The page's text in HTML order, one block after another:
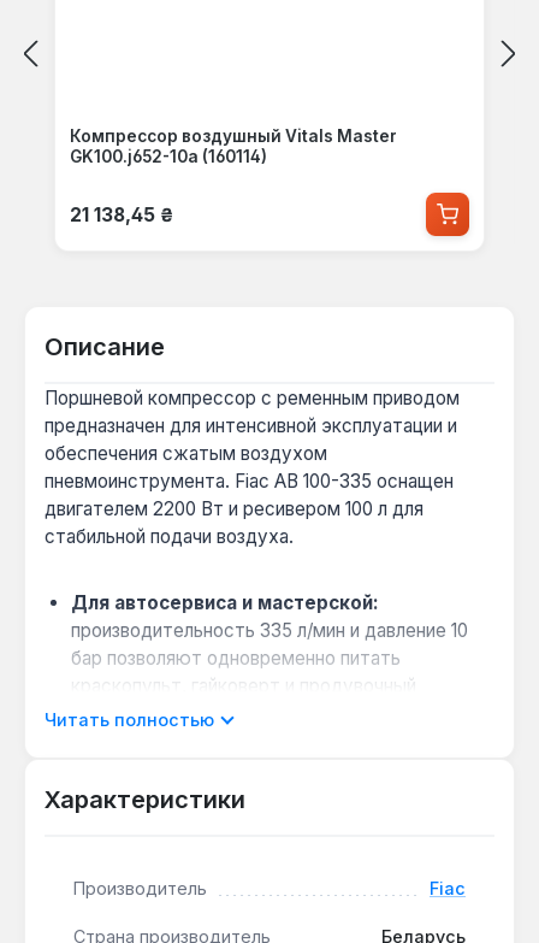
Компрессор воздушный Vitals Master
GK100.j652-10a (160114)
Обычная цена:
21 138,45 ₴
Описание
Поршневой компрессор с ременным приводом
предназначен для интенсивной эксплуатации и
обеспечения сжатым воздухом
пневмоинструмента. Fiac AB 100-335 оснащен
двигателем 2200 Вт и ресивером 100 л для
стабильной подачи воздуха.
Для автосервиса и мастерской:
производительность 335 л/мин и давление 10
бар позволяют одновременно питать
краскопульт, гайковерт и продувочный
пистолет без паузы на накопление.
снижает вибрацию и продлевает ресурс
Совместимость с пневмолинией:
Читать полностью
Характеристики
Производитель Fiac
Страна производитель Беларусь